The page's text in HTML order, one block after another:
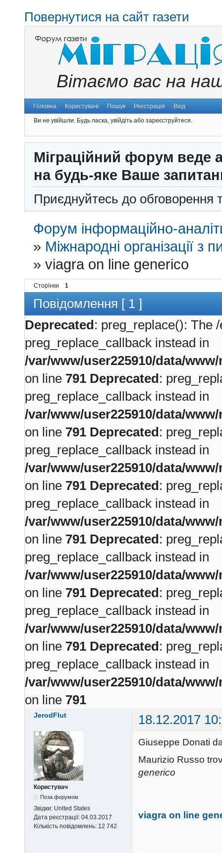
Повернутися на сайт газети
Вітаємо вас на
Головна Користувачі Пошук Реєстрація Вхід
Ви не увійшли. Будь ласка, увійдіть або зареєструйтеся.
Міграційний форум веде
на будь-яке Ваше
Приєднуйтесь до обговорення
Форум інформаційно-
» Міжнародні організації з
»viagra on line generico
Сторінки 1
Повідомлення [ 1 ]
Deprecated: preg_replace(): The
preg_replace_callback instead in
/var/www/user225910/data/
on line 791 Deprecated:
preg_replace_callback instead in
/var/www/user225910/data/
on line 791 Deprecated:
preg_replace_callback instead in
/var/www/user225910/data/
on line 791 Deprecated:
preg_replace_callback instead in
/var/www/user225910/data/
on line 791 Deprecated:
preg_replace_callback instead in
/var/www/user225910/data/
on line 791 Deprecated:
preg_replace_callback instead in
/var/www/user225910/data/
on line 791 Deprecated:
preg_replace_callback instead in
/var/www/user225910/data/
on line 791
JerodFlut 18.12.2017
Користувач
Поза форумом
Звідки: United States
Дата реєстрації: 04.03.2017
Кількість повідомлень: 12 742
Giuseppe Donati
Maurizio Russo
generico
viagra on line